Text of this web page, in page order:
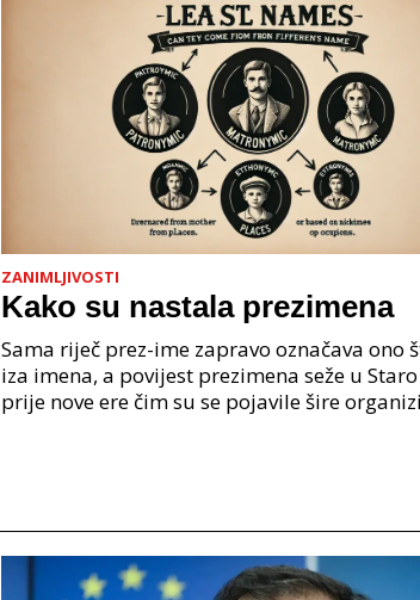
ZANIMLJIVOSTI
Kako su nastala prezimena
Sama riječ prez-ime zapravo označava ono
iza imena, a povijest prezimena seže u
prije nove ere čim su se pojavile šire